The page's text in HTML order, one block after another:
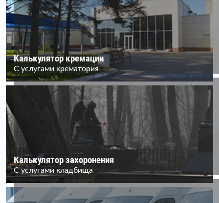
Калькулятор кремации
С услугами крематория
Калькулятор захоронения
С услугами кладбища